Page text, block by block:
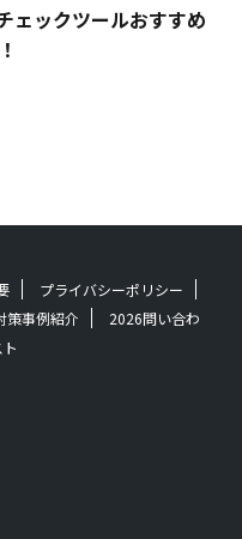
ェックツールおすすめ
プライバシーポリシー
策事例紹介
2026問い合わ